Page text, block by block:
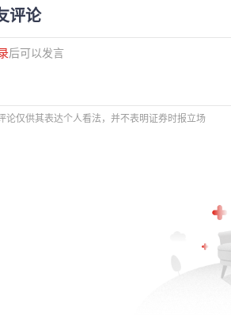
评论
后可以发言
论仅供其表达个人看法，并不表明证券时报立场